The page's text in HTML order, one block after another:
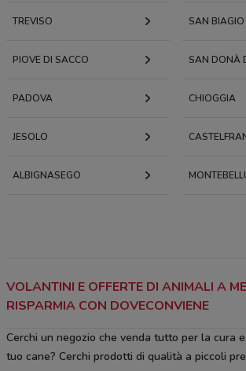
TREVISO SAN BIAGIO
PIOVE DI SACCO SAN DONÀ
PADOVA CHIOGGIA
JESOLO
ALBIGNASEGO
VOLANTINI E OFFERTE DI ANIMALI A
RISPARMIA CON DOVECONVIENE
Cerchi un negozio che venda tutto per la cura
tuo cane? Cerchi prodotti di qualità a piccoli